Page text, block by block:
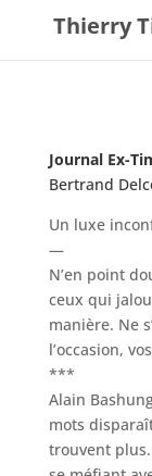
Thierry
Journal Ex-
Bertrand
Un luxe
—
N’en point
ceux qui
manière. Ne
l’occasion,
***
Alain
mots
trouvent plus.